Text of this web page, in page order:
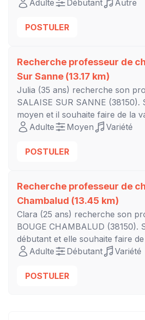
Adulte Débutant Autre
POSTULER
Recherche professeur de
Sur Sanne (13.17 km)
Julia (35 ans) recherche son
SALAISE SUR SANNE (38150).
moyen et il souhaite faire de la
Adulte
Moyen Variété
POSTULER
Recherche professeur de
Chambalud (13.45 km)
Clara (25 ans) recherche son
BOUGE CHAMBALUD (38150).
débutant et elle souhaite faire
Adulte
Débutant Variété
POSTULER